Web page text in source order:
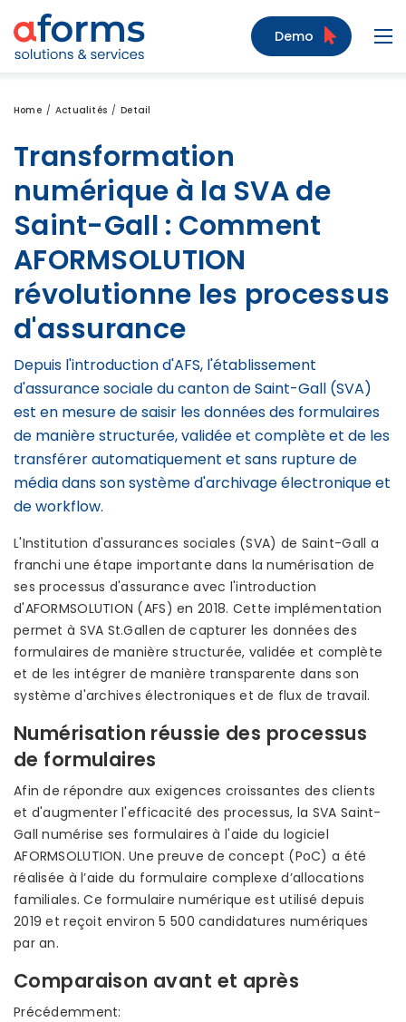
Zum Inhalt
Zum Menü
Zur Suche
Demo
Home Actualités Detail
Transformation
numérique à la SVA de
Saint-Gall : Comment
AFORMSOLUTION
révolutionne les processus
d'assurance
Depuis l'introduction d'AFS, l'établissement
d'assurance sociale du canton de Saint-Gall (SVA)
est en mesure de saisir les données des formulaires
de manière structurée, validée et complète et de les
transférer automatiquement et sans rupture de
média dans son système d'archivage électronique et
de workflow.
L'Institution d'assurances sociales (SVA) de Saint-Gall a
franchi une étape importante dans la numérisation de
ses processus d'assurance avec l'introduction
d'AFORMSOLUTION (AFS) en 2018. Cette implémentation
permet à SVA St.Gallen de capturer les données des
formulaires de manière structurée, validée et complète
et de les intégrer de manière transparente dans son
système d'archives électroniques et de flux de travail.
Numérisation réussie des processus
de formulaires
Afin de répondre aux exigences croissantes des clients
et d'augmenter l'efficacité des processus, la SVA Saint-
Gall numérise ses formulaires à l'aide du logiciel
AFORMSOLUTION. Une preuve de concept (PoC) a été
réalisée à l’aide du formulaire complexe d’allocations
familiales. Ce formulaire numérique est utilisé depuis
2019 et reçoit environ 5 500 candidatures numériques
par an.
Comparaison avant et après
Précédemment: